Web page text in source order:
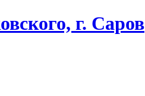
г. Саров